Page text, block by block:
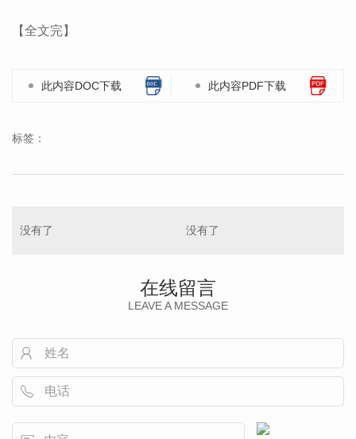
【全文完】
此内容DOC下载 此内容PDF下载
标签：
没有了 没有了
在线留言
LEAVE A MESSAGE